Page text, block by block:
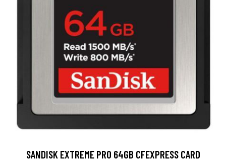
SANDISK EXTREME PRO 64GB CFEXPRESS CARD